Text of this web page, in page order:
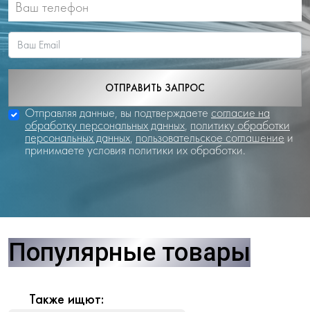
ОТПРАВИТЬ ЗАПРОС
Отправляя данные, вы подтверждаете согласие на
обработку персональных данных, политику обработки
персональных данных, пользовательское соглашение и
принимаете условия политики их обработки.
Популярные товары
Также ищют: